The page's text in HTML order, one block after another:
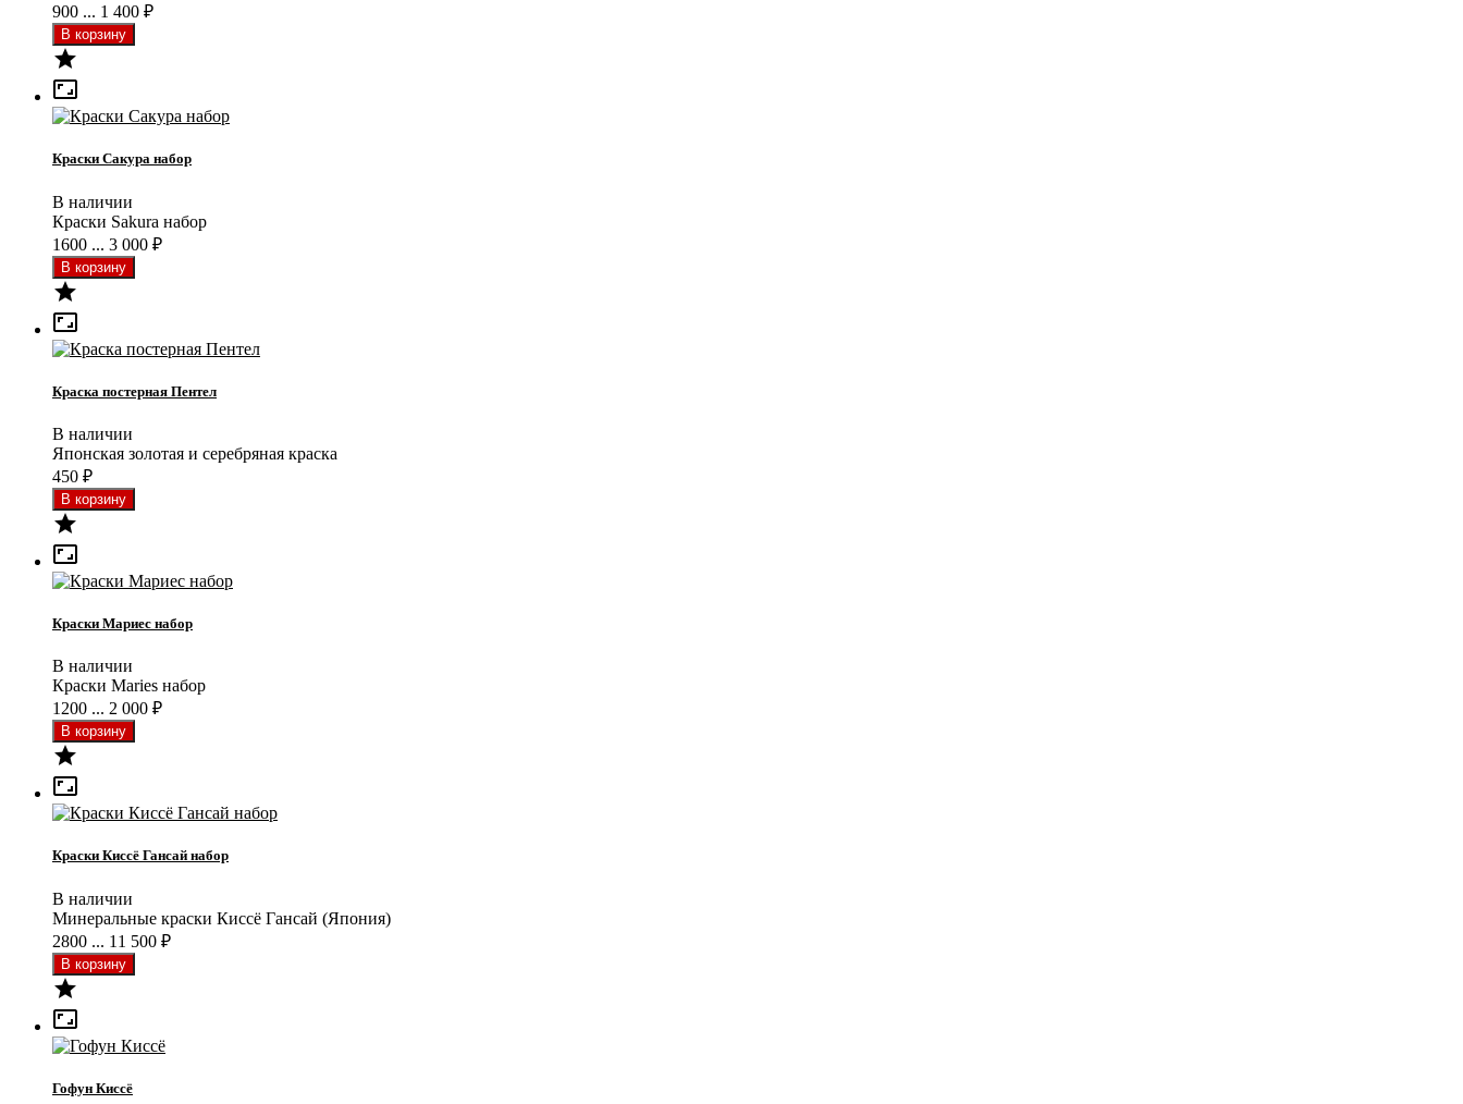
900 ... 1 400 ₽


Краски Сакура набор
В наличии
Краски Sakura набор
1600 ... 3 000 ₽


Краска постерная Пентел
В наличии
Японская золотая и серебряная краска
450 ₽


Краски Мариес набор
В наличии
Краски Maries набор
1200 ... 2 000 ₽


Краски Киссё Гансай набор
В наличии
Минеральные краски Киссё Гансай (Япония)
2800 ... 11 500 ₽


Гофун Киссё